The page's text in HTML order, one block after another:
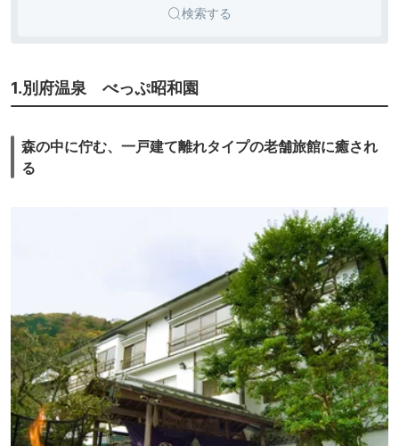
検索する
1.別府温泉 べっぷ昭和園
森の中に佇む、一戸建て離れタイプの老舗旅館に癒され
る